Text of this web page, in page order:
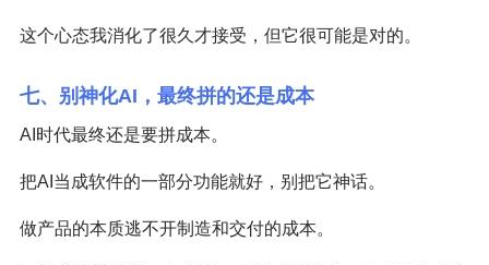
这个心态我消化了很久才接受，但它很可能是对的。
七、别神化AI，最终拼的还是成本
AI时代最终还是要拼成本。
把AI当成软件的一部分功能就好，别把它神话。
做产品的本质逃不开制造和交付的成本。